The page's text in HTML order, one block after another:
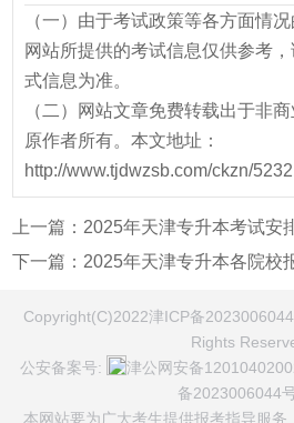
（一）由于考试政策等各方面情
网站所提供的考试信息仅供参考
式信息为准。
（二）网站文章免费转载出于非
原作者所有。本文地址：
http://www.tjdwzsb.com/ckzn/
上一篇： 2025年天津专升本考试安
下一篇： 2025年天津专升本各院校
Copyright(C)2022津ICP备
Rights
公安备案号:
津公网安备
备2023006044
本网站要为广大考生提供报考指导服务